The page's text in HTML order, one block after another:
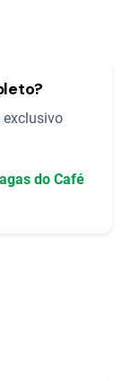
exclusivo
do Café